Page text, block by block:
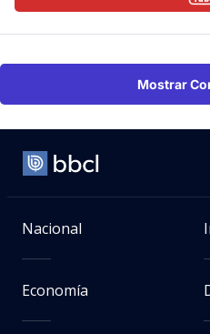
Mostrar
Nacional
Economía